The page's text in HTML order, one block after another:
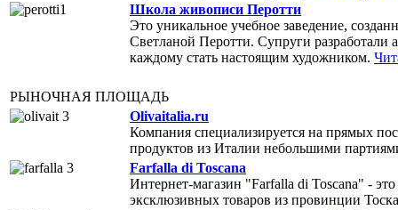
Школа живописи Перотти
Это уникальное учебное заведение,
Светланой Перотти. Супруги
каждому стать настоящим художником.
РЫНОЧНАЯ ПЛОЩАДЬ
Olivaitalia.ru
Компания специализируется на прямых
продуктов из Италии небольшими
Farfalla di Toscana
Интернет-магазин "Farfalla di Toscana" -
эксклюзивных товаров из провинции